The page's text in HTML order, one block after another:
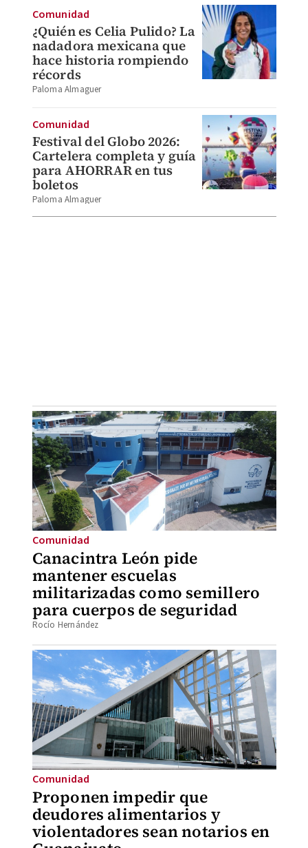
¿Quién es Celia Pulido? La
nadadora mexicana que
hace historia rompiendo
récords
Comunidad
Paloma Almaguer
Festival del Globo 2026:
Cartelera completa y guía
para AHORRAR en tus
boletos
Comunidad
Paloma Almaguer
Canacintra León pide
mantener escuelas
militarizadas como semillero
para cuerpos de seguridad
Comunidad
Rocío Hernández
Proponen impedir que
deudores alimentarios y
violentadores sean notarios en
Comunidad